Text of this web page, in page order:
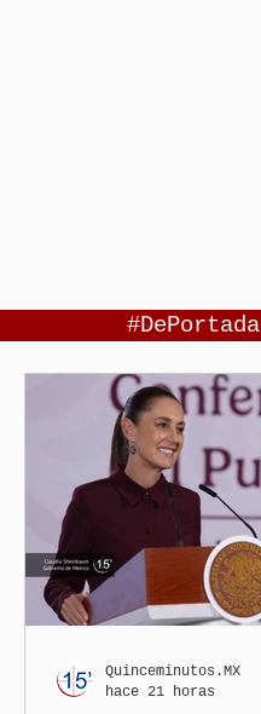
#DePortada
Quinceminutos.MX
hace 21 horas